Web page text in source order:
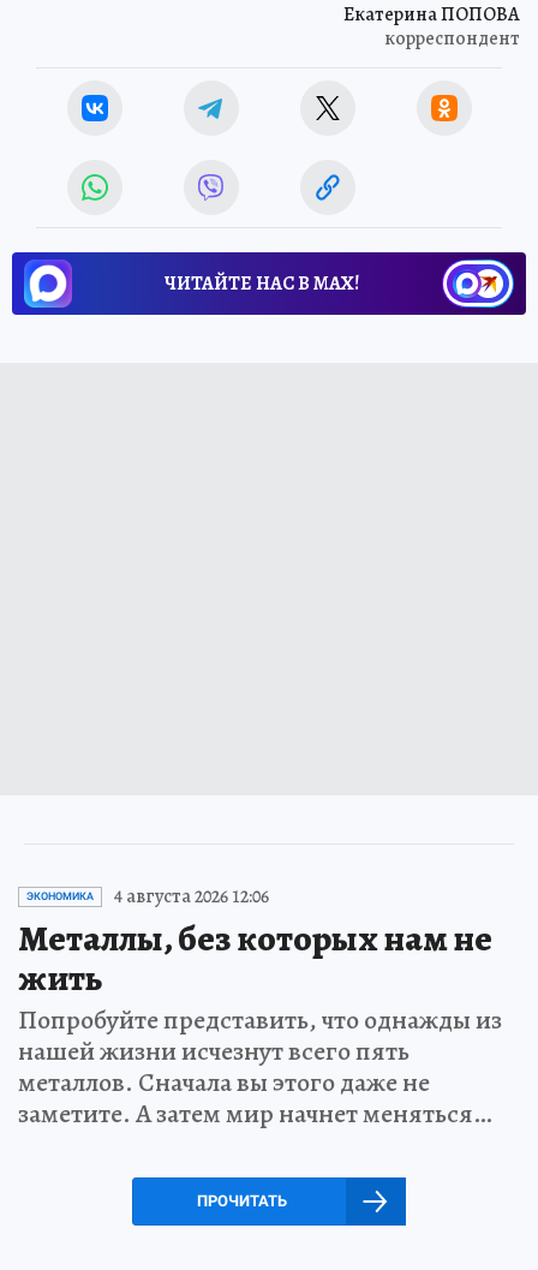
Екатерина ПОПОВА
корреспондент
ЧИТАЙТЕ НАС В МАХ!
ЭКОНОМИКА 4 августа 2026 12:06
Металлы, без которых нам не
жить
Попробуйте представить, что однажды из
нашей жизни исчезнут всего пять
металлов. Сначала вы этого даже не
заметите. А затем мир начнет меняться…
ПРОЧИТАТЬ